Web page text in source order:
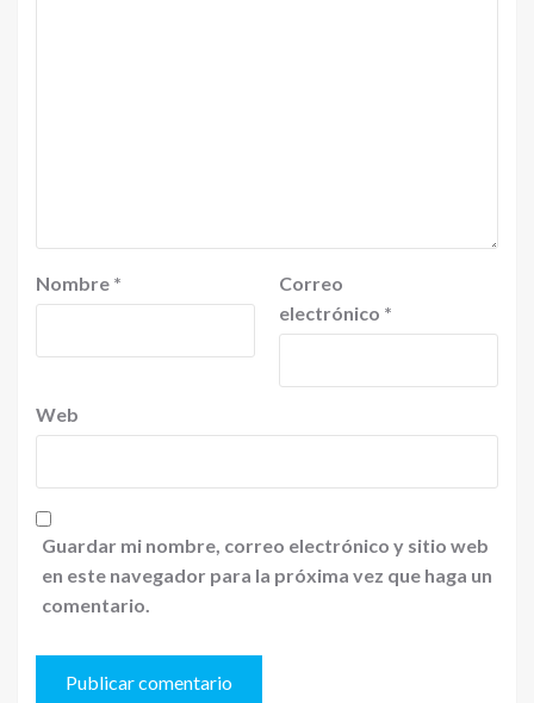
Nombre *
Correo
electrónico *
Web
Guardar mi nombre, correo electrónico y sitio web
en este navegador para la próxima vez que haga un
comentario.